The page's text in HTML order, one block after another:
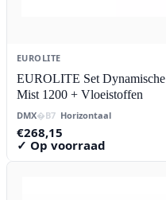
EUROLITE
EUROLITE Set Dynamische
Mist 1200 + Vloeistoffen
DMX Horizontaal
€268,15
✓ Op voorraad